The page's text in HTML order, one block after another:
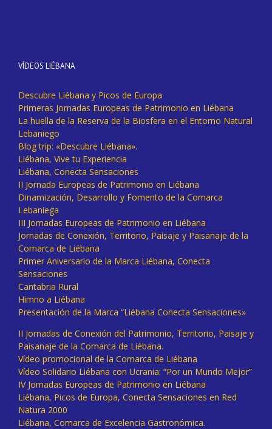
VÍDEOS LIÉBANA
Descubre Liébana y Picos de Europa
Primeras Jornadas Europeas de Patrimonio en Liébana
La huella de la Reserva de la Biosfera en el Entorno Natural
Lebaniego
Blog trip: «Descubre Liébana».
Liébana, Vive tu Experiencia
Liébana, Conecta Sensaciones
II Jornada Europeas de Patrimonio en Liébana
Dinamización, Desarrollo y Fomento de la Comarca
Lebaniega
III Jornadas Europeas de Patrimonio en Liébana
Jornadas de Conexión, Territorio, Paisaje y Paisanaje de la
Comarca de Liébana
Primer Aniversario de la Marca Liébana, Conecta
Sensaciones
Cantabria Rural
Himno a Liébana
Presentación de la Marca “Liébana Conecta Sensaciones»
II Jornadas de Conexión del Patrimonio, Territorio, Paisaje y
Paisanaje de la Comarca de Liébana.
Vídeo promocional de la Comarca de Liébana
Vídeo Solidario Liébana con Ucrania: “Por un Mundo Mejor”
IV Jornadas Europeas de Patrimonio en Liébana
Liébana, Picos de Europa, Conecta Sensaciones en Red
Natura 2000
Liébana, Comarca de Excelencia Gastronómica.